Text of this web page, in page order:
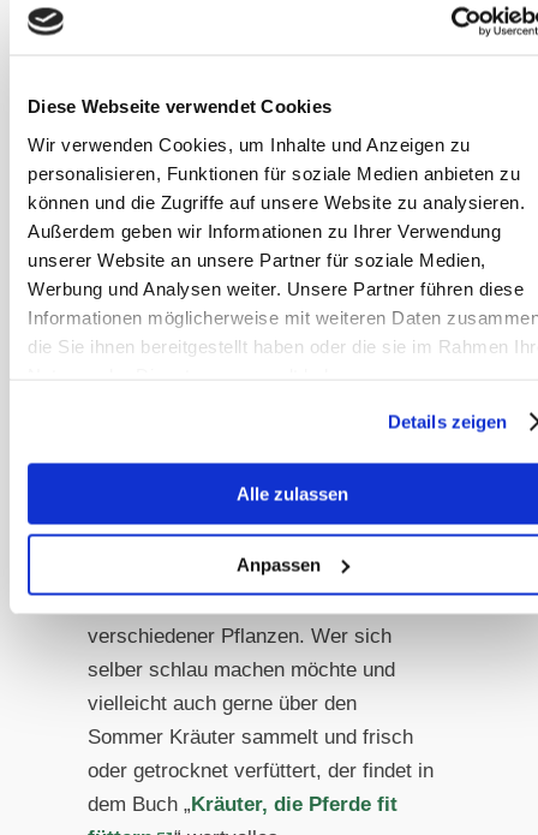
Diese Webseite verwendet Cookies
Wir verwenden Cookies, um Inhalte und Anzeigen zu
personalisieren, Funktionen für soziale Medien anbieten zu
können und die Zugriffe auf unsere Website zu analysieren.
Außerdem geben wir Informationen zu Ihrer Verwendung
unserer Website an unsere Partner für soziale Medien,
Werbung und Analysen weiter. Unsere Partner führen diese
Informationen möglicherweise mit weiteren Daten
die Sie ihnen bereitgestellt haben oder die sie im Rahmen
Details zeigen
Alle zulassen
Anpassen
Die Jahreszeit und damit
verbundene
Stoffwechselbelastungen
Mögliche Wechselwirkungen mit
Medikamenten
Die individuelle Verträglichkeit
Zusammenstellung einer passenden
Kräuterstrategie helfen. Dabei geht es
nicht nur um die Auswahl der richtigen
Kräuter, sondern auch um den
optimalen Zeitpunkt für bestimmte
Kuren und die richtige Kombination
verschiedener Pflanzen. Wer sich
selber schlau machen möchte und
vielleicht auch gerne über den
Sommer Kräuter sammelt und frisch
oder getrocknet verfüttert, der findet in
dem Buch „Kräuter, die Pferde fit